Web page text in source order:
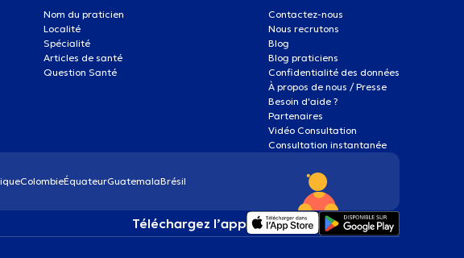
Nom du praticien
Localité
Spécialité
Articles de santé
Question Santé
Contactez-nous
Nous recrutons
Blog
Blog praticiens
Confidentialité des données
À propos de nous / Presse
Besoin d'aide ?
Partenaires
Vidéo Consultation
Consultation instantanée
ColombieÉquateurGuatemalaBrésil
Téléchargez l’app